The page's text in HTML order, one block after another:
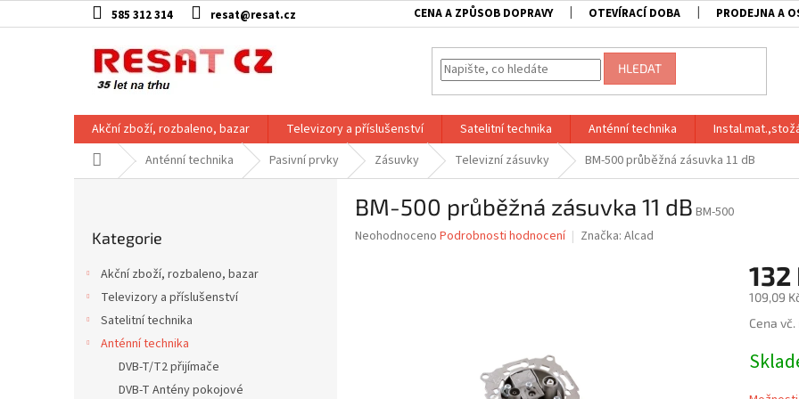
na
585 312 314 resat@resat.cz CENA A ZPŮSOB DOPRAVY OTEVÍRACÍ DOBA PRODEJNA A
HLEDAT
Akční zboží, rozbaleno, bazar Televizory a příslušenství Satelitní technika Anténní technika
Domů Anténní technika Pasivní prvky Zásuvky Televizní zásuvky BM-500 průběžná zásuvka 11 dB
kategorie
Kategorie
Akční zboží, rozbaleno, bazar
Televizory a příslušenství
Satelitní technika
Anténní technika
DVB-T/T2 přijímače
DVB-T Antény pokojové
BM-500 průběžná zásuvka 11 dB BM-500
Průměrné
Neohodnoceno Podrobnosti hodnocení Značka: Alcad
132
109,09
Měrná
Cena